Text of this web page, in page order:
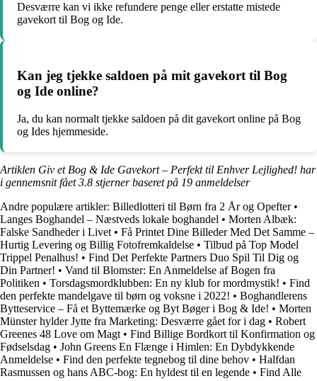
Desværre kan vi ikke refundere penge eller erstatte mistede
gavekort til Bog og Ide.
Kan jeg tjekke saldoen på mit gavekort til Bog
og Ide online?
Ja, du kan normalt tjekke saldoen på dit gavekort online på Bog
og Ides hjemmeside.
Artiklen Giv et Bog & Ide Gavekort – Perfekt til Enhver Lejlighed! har
i gennemsnit fået3.8 stjerner baseret på 19 anmeldelser
Andre populære artikler: Billedlotteri til Børn fra 2 År og Opefter•
Langes Boghandel – Næstveds lokale boghandel • Morten Albæk:
Falske Sandheder i Livet • Få Printet Dine Billeder Med Det Samme –
Hurtig Levering og Billig Fotofremkaldelse • Tilbud på Top Model
Trippel Penalhus! • Find Det Perfekte Partners Duo Spil Til Dig og
Din Partner! • Vand til Blomster: En Anmeldelse af Bogen fra
Politiken • Torsdagsmordklubben: En ny klub for mordmystik! • Find
den perfekte mandelgave til børn og voksne i 2022! • Boghandlerens
Bytteservice – Få et Byttemærke og Byt Bøger i Bog & Ide! • Morten
Münster hylder Jytte fra Marketing: Desværre gået for i dag • Robert
Greenes 48 Love om Magt • Find Billige Bordkort til Konfirmation og
Fødselsdag • John Greens En Flænge i Himlen: En Dybdykkende
Anmeldelse • Find den perfekte tegnebog til dine behov • Halfdan
Rasmussen og hans ABC-bog: En hyldest til en legende • Find Alle